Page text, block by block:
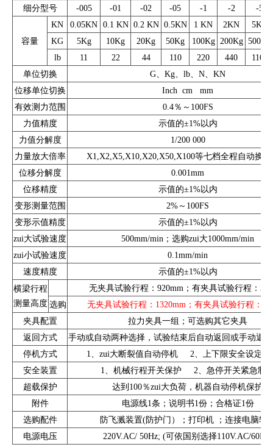
细分型号
-005 -01 -02 -05 -1 -2 -5
容量
KN 0.05KN 0.1 KN 0.2 KN 0.5KN 1 KN 2KN
5KN
KG
5Kg 10Kg 20Kg 50Kg 100Kg 200Kg 500Kg
lb
11 22 44 110 220 440
1102
单位切换
G、Kg、lb、N、KN
位移单位切换
Inch cm mm
有效测力范围
0.4％～100FS
力值精度
示值的±1%以内
力值分解度
1/200 000
力量放大倍率
X1,X2,X5,X10,X20,X50,X100等七档全程自动换
位移分解度
0.001mm
位移精度
示值的±1%以内
变形测量范围
2%～100FS
变形示值精度
示值的±1%以内
zui大试验速度
500mm/min；选购zui大1000mm/min
zui小试验速度
0.1mm/min
速度精度
示值的±1%以内
横梁行程
测量高度
无夹具试验行程：920mm；有夹具试验行程：
选购
无夹具试验行程：1320mm；有夹具试验行程：
夹具配置
拉力夹具一组；可选购其它夹具
返回方式
手动或自动两种选择，试验结束后自动返回或手动返
停机方式
1、zui大断裂值自动停机 2、上下限安全设定
安全装置
1、机械行程开关保护 2、急停开关紧急制
超载保护
达到100％zui大负荷，机器自动停机保护
附件
电源线1条；说明书1份；合格证1份
选购配件
防飞溅装置(防护门）；打印机 ；连接电脑软
电源电压
220V.AC/ 50Hz; (可依国别选择110V.AC/60Hz)